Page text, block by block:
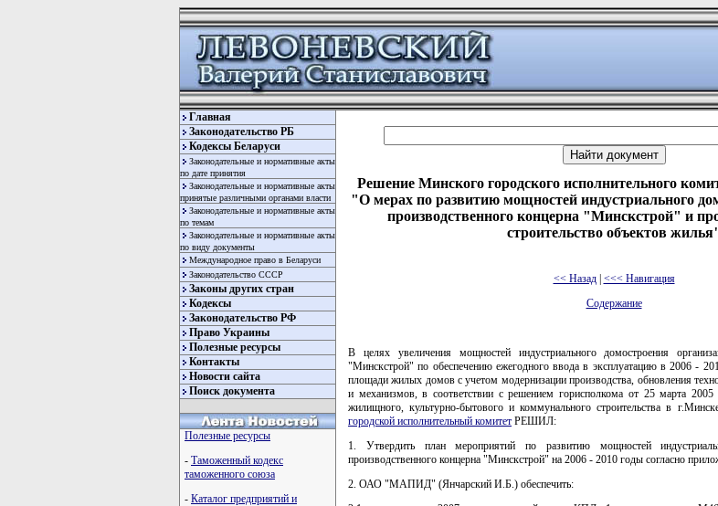
Главная
Законодательство РБ
Кодексы Беларуси
Законодательные и нормативные акты
по дате принятия
Законодательные и нормативные акты
принятые различными органами власти
Законодательные и нормативные акты
по темам
Законодательные и нормативные акты
по виду документы
Международное право в Беларуси
Законодательство СССР
Законы других стран
Кодексы
Законодательство РФ
Право Украины
Полезные ресурсы
Контакты
Новости сайта
Поиск документа
Полезные ресурсы
- Таможенный кодекс
таможенного союза
- Каталог предприятий и
Решение Минского городского исполнительного
"О мерах по развитию мощностей индустриального
производственного концерна "Минскстрой" и
строительство объектов
<< Назад| <<< Навигация
Содержание
В целях увеличения мощностей индустриального домостроения
"Минскстрой" по обеспечению ежегодного ввода в эксплуатацию в 2006 -
площади жилых домов с учетом модернизации производства, обновления
и механизмов, в соответствии с решением горисполкома от 25 марта
жилищного, культурно-бытового и коммунального строительства в
городской исполнительный комитет РЕШИЛ:
1. Утвердить план мероприятий по развитию мощностей
производственного концерна "Минскстрой" на 2006 - 2010 годы согласно
2. ОАО "МАПИД" (Янчарский И.Б.) обеспечить: